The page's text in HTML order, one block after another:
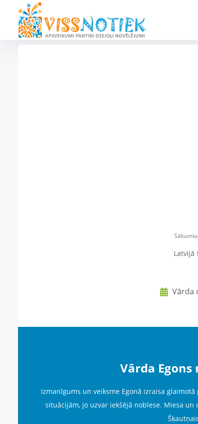
Latvijā
Vārda
Vārda
Izmanīgums un veiksme Egonā izraisa
situācijām, jo uzvar iekšējā noblese. Miesa